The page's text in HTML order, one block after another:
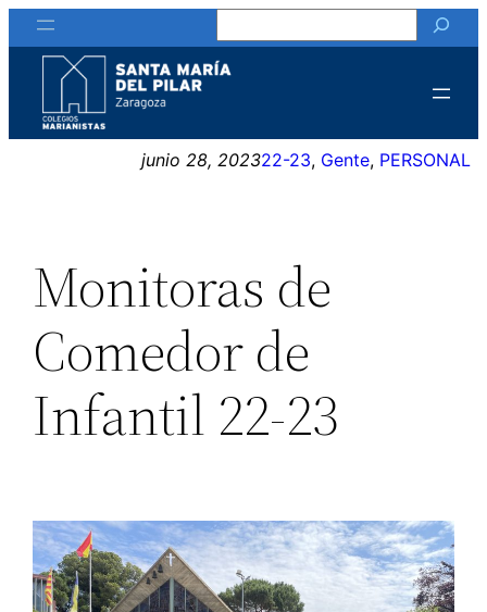
Saltar
al
contenido
junio 28, 202322-23, Gente, PERSONAL
Monitoras de
Comedor de
Infantil 22-23